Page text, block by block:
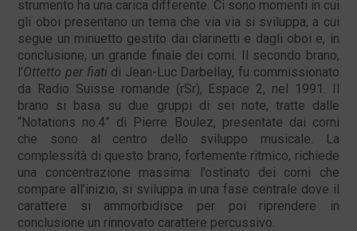
strumento ha una carica differente. Ci sono momenti in cui
gli oboi presentano un tema che via via si sviluppa, a cui
segue un minuetto gestito dai clarinetti e dagli oboi e, in
conclusione, un grande finale dei corni. Il secondo brano,
l’Ottetto per fiatidi Jean-Luc Darbellay, fu commissionato
da Radio Suisse romande (rSr), Espace 2, nel 1991. Il
brano si basa su due gruppi di sei note, tratte dalle
“Notations no.4” di Pierre Boulez, presentate dai corni
che sono al centro dello sviluppo musicale. La
complessità di questo brano, fortemente ritmico, richiede
una concentrazione massima: l’ostinato dei corni che
compare all’inizio, si sviluppa in una fase centrale dove il
carattere si ammorbidisce per poi riprendere in
conclusione un rinnovato carattere percussivo.